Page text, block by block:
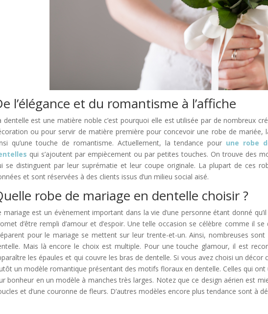
l’élégance et du romantisme à l’affiche
dentelle est une matière noble c’est pourquoi elle est utilisée par de nombreux
ou pour servir de matière première pour concevoir une robe de mariée,
qu’une touche de romantisme. Actuellement, la tendance pour une robe
qui s’ajoutent par empiècement ou par petites touches. On trouve des
se distinguent par leur suprématie et leur coupe originale. La plupart de ces
et sont réservées à des clients issus d’un milieu social aisé.
robe de mariage en dentelle choisir ?
mariage est un évènement important dans la vie d’une personne étant donné
d’être rempli d’amour et d’espoir. Une telle occasion se célèbre comme il
pour le mariage se mettent sur leur trente-et-un. Ainsi, nombreuses
Mais là encore le choix est multiple. Pour une touche glamour, il est
les épaules et qui couvre les bras de dentelle. Si vous avez choisi un
un modèle romantique présentant des motifs floraux en dentelle. Celles qui
bonheur en un modèle à manches très larges. Notez que ce design aérien est
et d’une couronne de fleurs. D’autres modèles encore plus tendance sont à